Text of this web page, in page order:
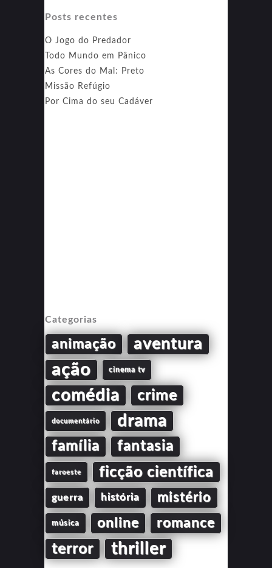
Posts recentes
O Jogo do Predador
Todo Mundo em Pânico
As Cores do Mal: Preto
Missão Refúgio
Por Cima do seu Cadáver
Categorias
animação aventura
ação cinema tv
comédia crime
documentário drama
família fantasia
faroeste ficção científica
guerra história mistério
música online romance
terror thriller